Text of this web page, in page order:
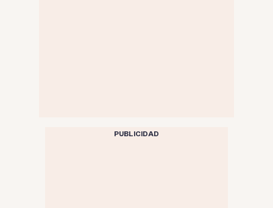
PUBLICIDAD